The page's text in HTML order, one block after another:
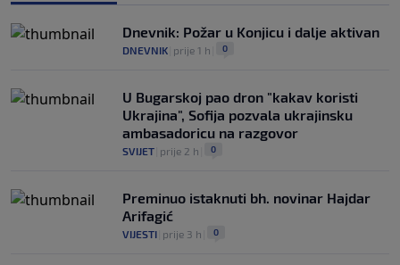
FIFA-e je vaš novac", danas se suočava s
najvećom krizom
| prije 4 h
Dnevnik: Požar u Konjicu i dalje aktivan
DNEVNIK prije 1 h 0
U Bugarskoj pao dron "kakav koristi
Ukrajina", Sofija pozvala ukrajinsku
ambasadoricu na razgovor
SVIJET prije 2 h 0
Preminuo istaknuti bh. novinar Hajdar
Arifagić
VIJESTI prije 3 h 0